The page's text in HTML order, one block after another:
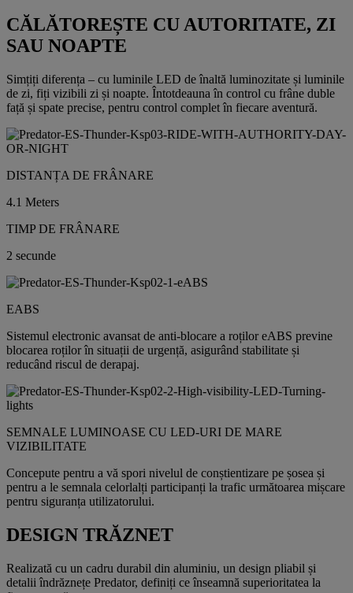
CĂLĂTOREȘTE CU AUTORITATE, ZI
SAU NOAPTE
Simțiți diferența – cu luminile LED de înaltă luminozitate și luminile
de zi, fiți vizibili zi și noapte. Întotdeauna în control cu frâne duble
față și spate precise, pentru control complet în fiecare aventură.
DISTANȚA DE FRÂNARE
4.1 Meters
TIMP DE FRÂNARE
2 secunde
EABS
Sistemul electronic avansat de anti-blocare a roților eABS previne
blocarea roților în situații de urgență, asigurând stabilitate și
reducând riscul de derapaj.
SEMNALE LUMINOASE CU LED-URI DE MARE
VIZIBILITATE
Concepute pentru a vă spori nivelul de conștientizare pe șosea și
pentru a le semnala celorlalți participanți la trafic următoarea mișcare
pentru siguranța utilizatorului.
DESIGN TRĂZNET
Realizată cu un cadru durabil din aluminiu, un design pliabil și
detalii îndrăznețe Predator, definiți ce înseamnă superioritatea la